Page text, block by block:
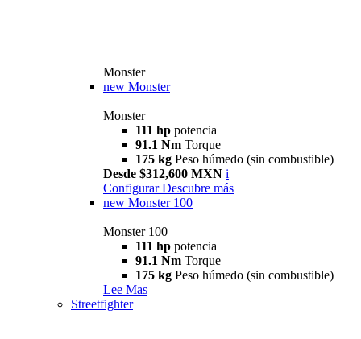
Monster
new Monster
Monster
111 hp potencia
91.1 Nm Torque
175 kg Peso húmedo (sin combustible)
Desde $312,600 MXN i
Configurar Descubre más
new Monster 100
Monster 100
111 hp potencia
91.1 Nm Torque
175 kg Peso húmedo (sin combustible)
Lee Mas
Streetfighter